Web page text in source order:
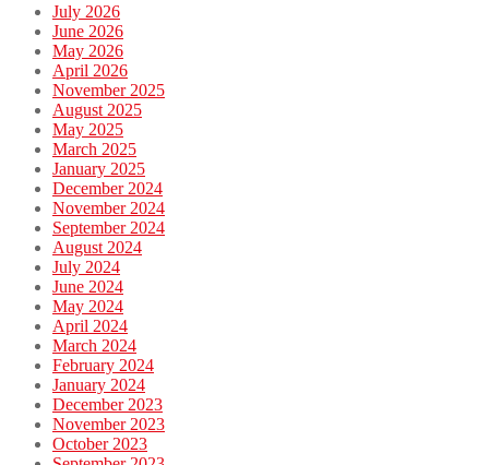
July 2026
June 2026
May 2026
April 2026
November 2025
August 2025
May 2025
March 2025
January 2025
December 2024
November 2024
September 2024
August 2024
July 2024
June 2024
May 2024
April 2024
March 2024
February 2024
January 2024
December 2023
November 2023
October 2023